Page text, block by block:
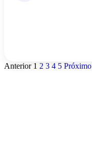
Anterior 1 2 3 4 5 Próximo